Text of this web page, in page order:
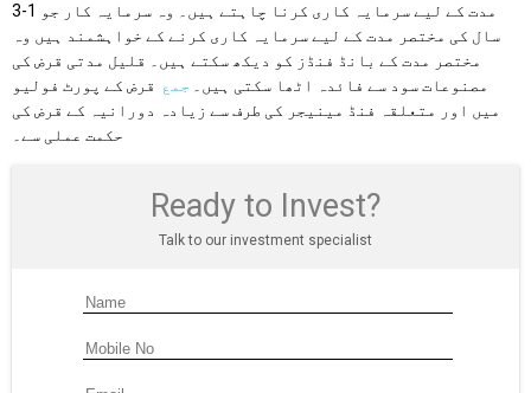
مدت کے لیے سرمایہ کاری کرنا چاہتے ہیں۔ وہ سرمایہ کار جو 1-3
سال کی مختصر مدت کے لیے سرمایہ کاری کرنے کے خواہشمند ہیں وہ
مختصر مدت کے بانڈ فنڈز کو دیکھ سکتے ہیں۔ قلیل مدتی قرض کی
مصنوعات سود سے فائدہ اٹھا سکتی ہیں۔ جمع قرض کے پورٹ فولیو
میں اور متعلقہ فنڈ مینیجر کی طرف سے زیادہ دورانیہ کے قرض کی
حکمت عملی سے۔
Ready to Invest?
Talk to our investment specialist